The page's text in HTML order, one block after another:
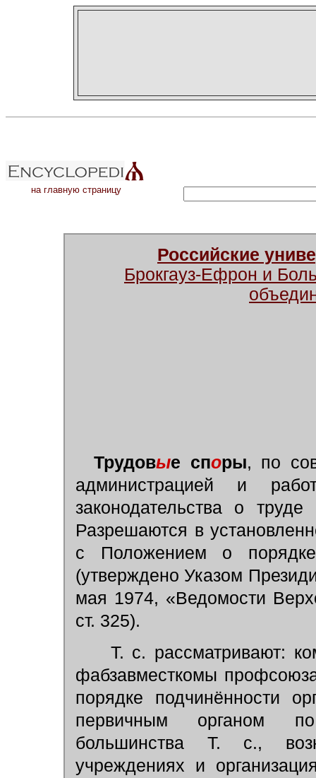
на главную страницу
Российские
Брокгауз-Ефрон и
Трудовые споры, по
администрацией и
законодательства о
Разрешаются в
с Положением о порядке
(утверждено Указом
мая 1974, «Ведомости
ст. 325).
Т. с. рассматривают:
фабзавместкомы
порядке подчинённости
первичным органом
большинства Т. с.,
учреждениях и